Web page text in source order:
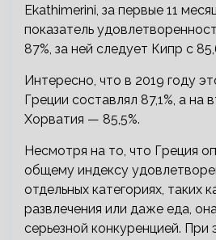
Ekathimerini, за первые 11
показатель
87%, за ней следует Кипр с
Интересно, что в 2019 году
Греции составлял 87,1%, а
Хорватия — 85,5%.
Несмотря на то, что Греция
общему индексу
отдельных категориях, таких
развлечения или даже еда,
серьезной конкуренцией. При